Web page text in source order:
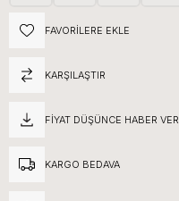
FAVORILERE EKLE
KARŞILAŞTIR
FIYAT DÜŞÜNCE HABER VER
KARGO BEDAVA